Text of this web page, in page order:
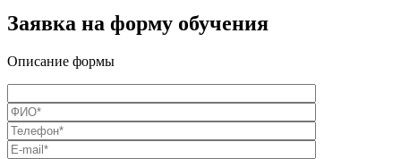
Заявка на форму обучения
Описание формы